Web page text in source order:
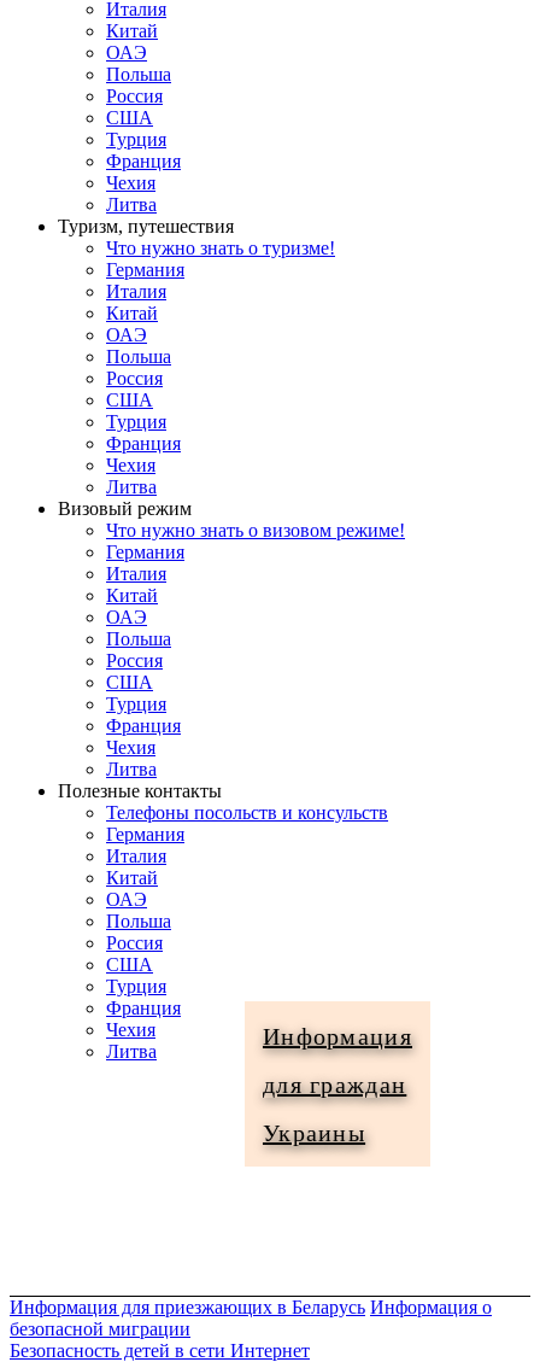
Италия
Китай
ОАЭ
Польша
Россия
США
Турция
Франция
Чехия
Литва
Туризм, путешествия
Что нужно знать о туризме!
Германия
Италия
Китай
ОАЭ
Польша
Россия
США
Турция
Франция
Чехия
Литва
Визовый режим
Что нужно знать о визовом режиме!
Германия
Италия
Китай
ОАЭ
Польша
Россия
США
Турция
Франция
Чехия
Литва
Полезные контакты
Телефоны посольств и консульств
Германия
Италия
Китай
ОАЭ
Польша
Россия
США
Турция
Франция
Чехия
Литва
Информация
для граждан
Украины
Информация для приезжающих в Беларусь Информация о
безопасной миграции
Безопасность детей в сети Интернет